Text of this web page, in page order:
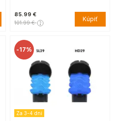
85.99 €
101.99 € Kúpiť
-17%
Za 3-4 dni